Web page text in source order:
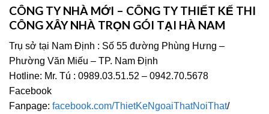
CÔNG TY NHÀ MỚI – CÔNG TY THIẾT KẾ THI
CÔNG XÂY NHÀ TRỌN GÓI TẠI HÀ NAM
Trụ sở tại Nam Định : Số 55 đường Phùng Hưng –
Phường Văn Miếu – TP. Nam Định
Hotline: Mr. Tú : 0989.03.51.52 – 0942.70.5678
Facebook
Fanpage: facebook.com/ThietKeNgoaiThatNoiThat/